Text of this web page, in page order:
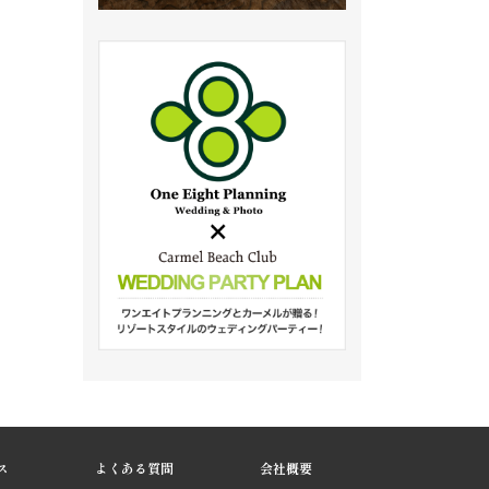
よくある質問 会社概要